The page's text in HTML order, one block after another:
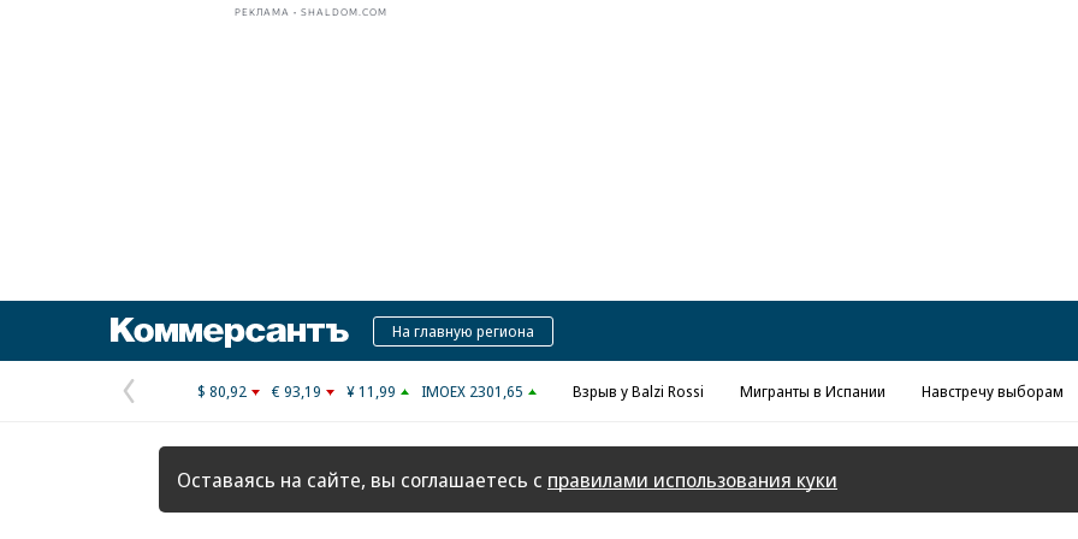
РЕКЛАМА • SHALDOM.COM
КоммерсантъНа главную региона
Предыдущая
страница
$ 80,92 € 93,19 ¥ 11,99 IMOEX 2301,65 Взрыв у Balzi Rossi Мигранты в Испании Навстречу выборам
Оставаясь на сайте, вы соглашаетесь с правилами использования куки